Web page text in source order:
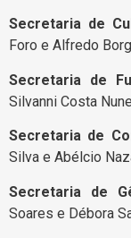
Secretaria de
Foro e Alfredo
Secretaria de
Silvanni Costa
Secretaria de
Silva e Abélcio
Secretaria de
Soares e Débora